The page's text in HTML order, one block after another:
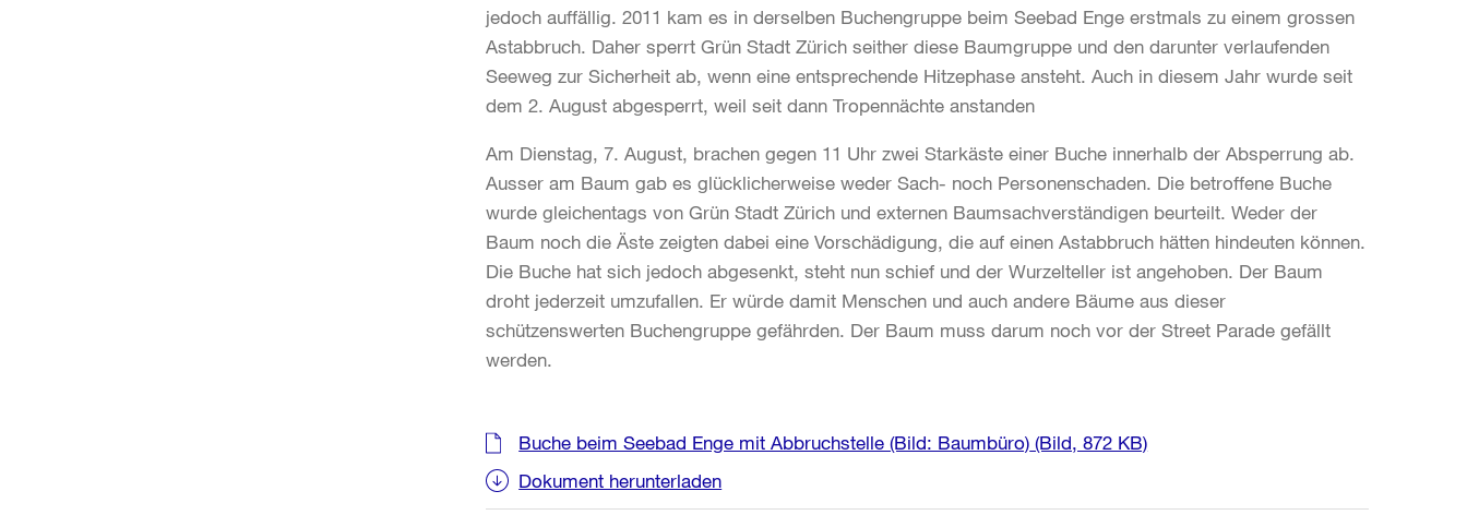
jedoch auffällig. 2011 kam es in derselben Buchengruppe beim Seebad Enge erstmals zu einem grossen
Astabbruch. Daher sperrt Grün Stadt Zürich seither diese Baumgruppe und den darunter verlaufenden
Seeweg zur Sicherheit ab, wenn eine entsprechende Hitzephase ansteht. Auch in diesem Jahr wurde seit
dem 2. August abgesperrt, weil seit dann Tropennächte anstanden
Am Dienstag, 7. August, brachen gegen 11 Uhr zwei Starkäste einer Buche innerhalb der Absperrung ab.
Ausser am Baum gab es glücklicherweise weder Sach- noch Personenschaden. Die betroffene Buche
wurde gleichentags von Grün Stadt Zürich und externen Baumsachverständigen beurteilt. Weder der
Baum noch die Äste zeigten dabei eine Vorschädigung, die auf einen Astabbruch hätten hindeuten können.
Die Buche hat sich jedoch abgesenkt, steht nun schief und der Wurzelteller ist angehoben. Der Baum
droht jederzeit umzufallen. Er würde damit Menschen und auch andere Bäume aus dieser
schützenswerten Buchengruppe gefährden. Der Baum muss darum noch vor der Street Parade gefällt
werden.
Weitere
Informationen
Buche beim Seebad Enge mit Abbruchstelle (Bild: Baumbüro) (Bild, 872 KB)
Dokument herunterladen